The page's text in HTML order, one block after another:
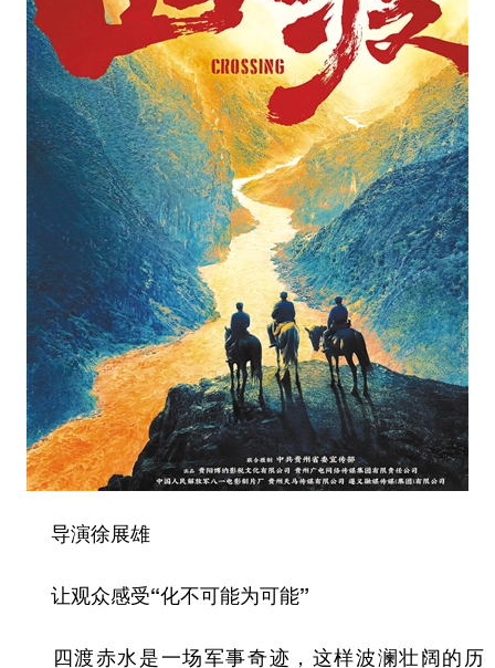
地方频道
北京 天津 河北 山西
辽宁 吉林 上海 江苏
浙江 安徽 福建 江西
河南 湖北 湖南
广西 海南 重庆
四川 贵州 云南 西藏
陕西 甘肃 青海 宁夏
新疆 内蒙古 黑龙江
多语种频道
English
导演徐展雄
让观众感受“化不可能为可能”
四渡赤水是一场军事奇迹，这样波澜壮阔的历